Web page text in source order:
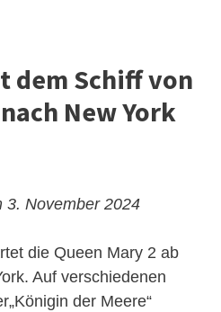
dem Schiff von
New York
3. November 2024
die Queen Mary 2 ab
Auf verschiedenen
der Meere“